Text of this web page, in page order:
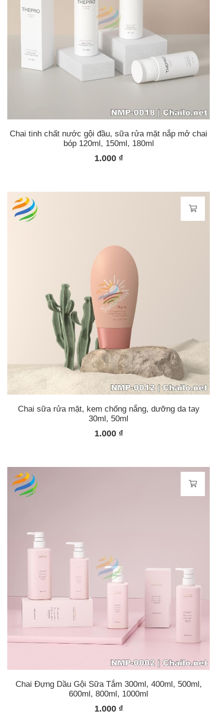
Chai tinh chất nước gội đầu, sữa rửa mặt nắp mở chai
bóp 120ml, 150ml, 180ml
1.000 ₫
Chai sữa rửa mặt, kem chống nắng, dưỡng da tay
30ml, 50ml
1.000 ₫
Chai Đựng Dầu Gội Sữa Tắm 300ml, 400ml, 500ml,
600ml, 800ml, 1000ml
1.000 ₫